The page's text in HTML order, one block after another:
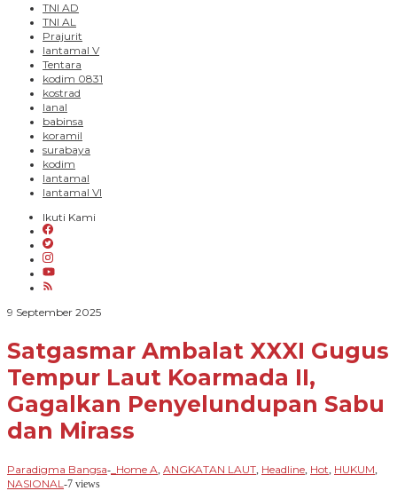
TNI AD
TNI AL
Prajurit
lantamal V
Tentara
kodim 0831
kostrad
lanal
babinsa
koramil
surabaya
kodim
lantamal
lantamal VI
Ikuti Kami
9 September 2025oleh
Satgasmar Ambalat XXXI Gugus
Tempur Laut Koarmada II,
Gagalkan Penyelundupan Sabu
dan Mirass
Paradigma Bangsa- _Home A, ANGKATAN LAUT, Headline, Hot, HUKUM,
NASIONAL -7 views